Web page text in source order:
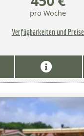
pro Woche
Verfügbarkeiten und Preise